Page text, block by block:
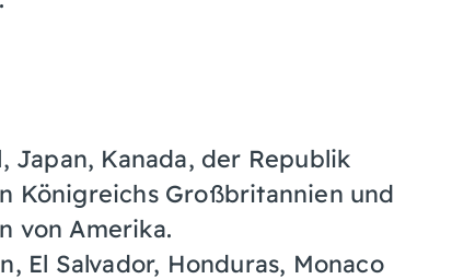
Japan, Kanada, der Republik
Königreichs Großbritannien und
von Amerika.
El Salvador, Honduras, Monaco